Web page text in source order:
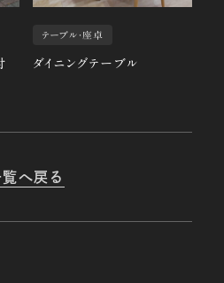
テーブル・座卓
ダイニングテーブル
へ戻る